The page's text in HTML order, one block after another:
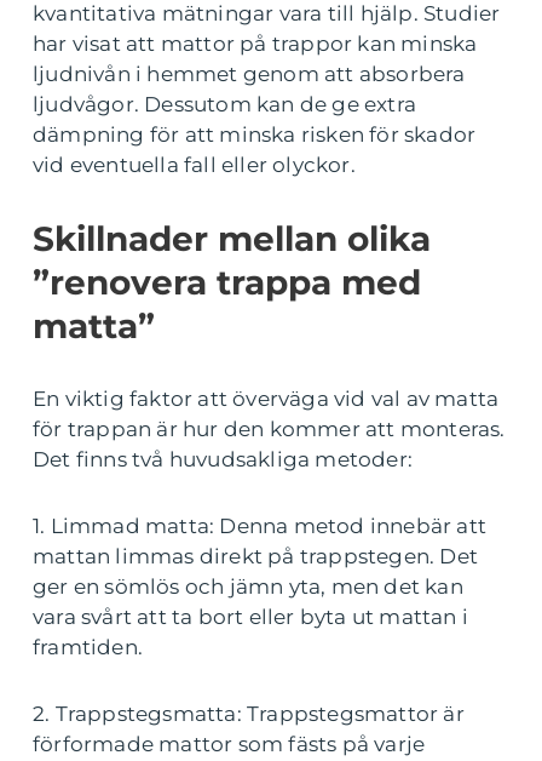
kvantitativa mätningar vara till hjälp. Studier
har visat att mattor på trappor kan minska
ljudnivån i hemmet genom att absorbera
ljudvågor. Dessutom kan de ge extra
dämpning för att minska risken för skador
vid eventuella fall eller olyckor.
Skillnader mellan olika
”renovera trappa med
matta”
En viktig faktor att överväga vid val av matta
för trappan är hur den kommer att monteras.
Det finns två huvudsakliga metoder:
1. Limmad matta: Denna metod innebär att
mattan limmas direkt på trappstegen. Det
ger en sömlös och jämn yta, men det kan
vara svårt att ta bort eller byta ut mattan i
framtiden.
2. Trappstegsmatta: Trappstegsmattor är
förformade mattor som fästs på varje